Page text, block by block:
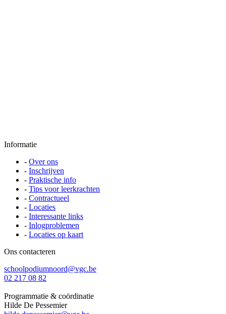
Informatie
- Over ons
- Inschrijven
- Praktische info
- Tips voor leerkrachten
- Contractueel
- Locaties
- Interessante links
- Inlogproblemen
- Locaties op kaart
Ons contacteren
schoolpodiumnoord@vgc.be
02 217 08 82
Programmatie & coördinatie
Hilde De Pessemier